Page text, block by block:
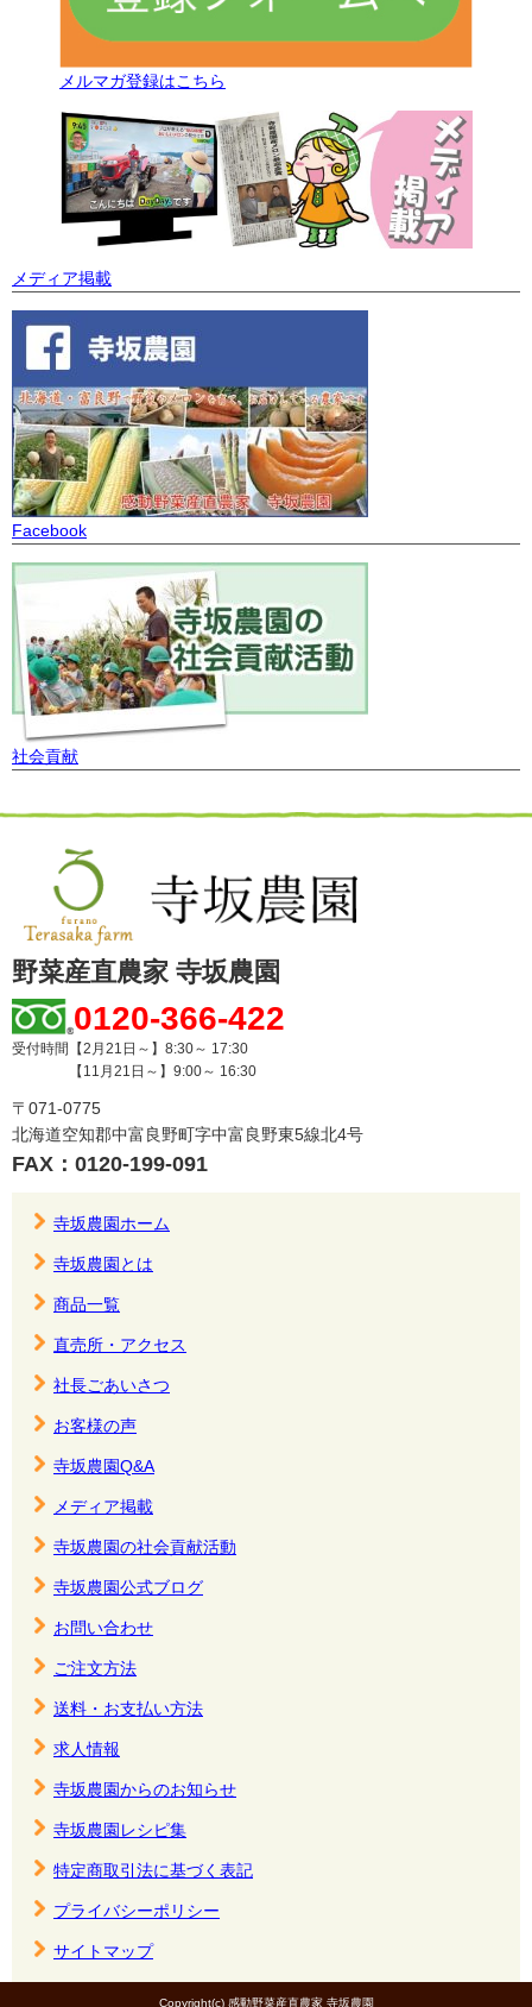
メルマガ登録はこちら
メディア掲載
Facebook
社会貢献
野菜産直農家 寺坂農園
0120-366-422
受付時間【2月21日～】8:30～ 17:30
【11月21日～】9:00～ 16:30
〒071-0775
北海道空知郡中富良野町字中富良野東5線北4号
FAX：0120-199-091
寺坂農園ホーム
寺坂農園とは
商品一覧
直売所・アクセス
社長ごあいさつ
お客様の声
寺坂農園Q&A
メディア掲載
寺坂農園の社会貢献活動
寺坂農園公式ブログ
お問い合わせ
ご注文方法
送料・お支払い方法
求人情報
寺坂農園からのお知らせ
寺坂農園レシピ集
特定商取引法に基づく表記
プライバシーポリシー
サイトマップ
Copyright(c) 感動野菜産直農家 寺坂農園